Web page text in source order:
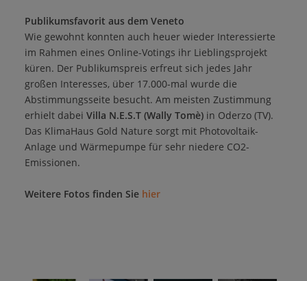
Publikumsfavorit aus dem Veneto
Wie gewohnt konnten auch heuer wieder Interessierte
im Rahmen eines Online-Votings ihr Lieblingsprojekt
küren. Der Publikumspreis erfreut sich jedes Jahr
großen Interesses, über 17.000-mal wurde die
Abstimmungsseite besucht. Am meisten Zustimmung
erhielt dabei Villa N.E.S.T (Wally Tomè)in Oderzo (TV).
Das KlimaHaus Gold Nature sorgt mit Photovoltaik-
Anlage und Wärmepumpe für sehr niedere CO2-
Emissionen.
Weitere Fotos finden Sie hier